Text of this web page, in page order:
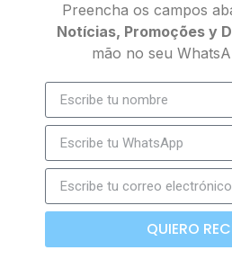
Preencha os campos
Notícias, Promoções y
mão no seu
QUIERO